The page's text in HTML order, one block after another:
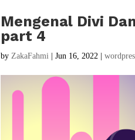
Mengenal Divi
part 4
byZakaFahmi |Jun 16, 2022 |